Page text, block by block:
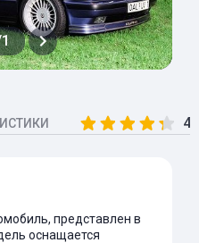
представлен в
оснащается